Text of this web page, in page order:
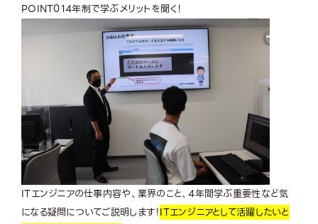
POINT014年制で学ぶメリットを聞く！
ITエンジニアの仕事内容や、業界のこと、4年間学ぶ重要性など気
になる疑問についてご説明します！ITエンジニアとして活躍したいと